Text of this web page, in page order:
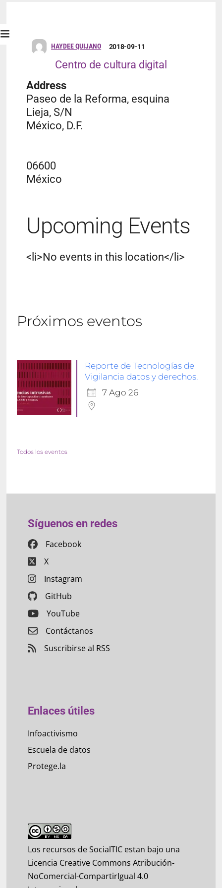
HAYDEE QUIJANO 2018-09-11
Centro de cultura digital
Address
Paseo de la Reforma, esquina
Lieja, S/N
México, D.F.
06600
México
Upcoming Events
<li>No events in this location</li>
Próximos eventos
Reporte de Tecnologías de
Vigilancia datos y derechos.
7 Ago 26
Todos los eventos
Síguenos en redes
Facebook
X
Instagram
GitHub
YouTube
Contáctanos
Suscribirse al RSS
Enlaces útiles
Infoactivismo
Escuela de datos
Protege.la
Los recursos de SocialTIC estan bajo una
Licencia Creative Commons Atribución-
NoComercial-CompartirIgual 4.0